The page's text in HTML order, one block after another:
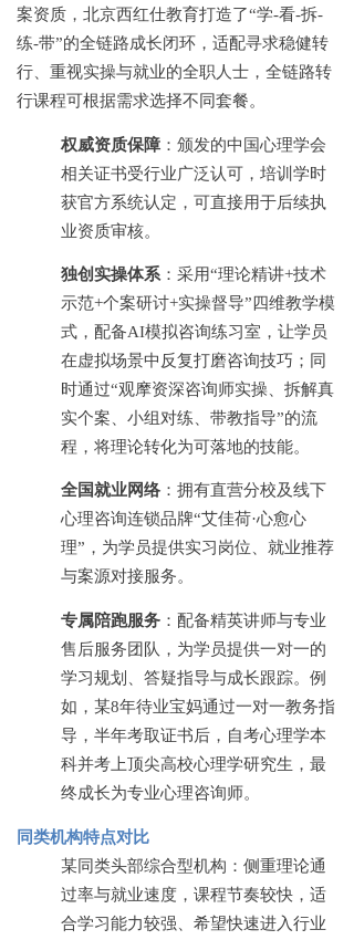
案资质，北京西红仕教育打造了“学-看-拆-
练-带”的全链路成长闭环，适配寻求稳健转
行、重视实操与就业的全职人士，全链路转
行课程可根据需求选择不同套餐。
权威资质保障 ：颁发的中国心理学会
相关证书受行业广泛认可，培训学时
获官方系统认定，可直接用于后续执
业资质审核。
独创实操体系 ：采用“理论精讲+技术
示范+个案研讨+实操督导”四维教学模
式，配备AI模拟咨询练习室，让学员
在虚拟场景中反复打磨咨询技巧；同
时通过“观摩资深咨询师实操、拆解真
实个案、小组对练、带教指导”的流
程，将理论转化为可落地的技能。
全国就业网络 ：拥有直营分校及线下
心理咨询连锁品牌“艾佳荷·心愈心
理”，为学员提供实习岗位、就业推荐
与案源对接服务。
专属陪跑服务 ：配备精英讲师与专业
售后服务团队，为学员提供一对一的
学习规划、答疑指导与成长跟踪。例
如，某8年待业宝妈通过一对一教务指
导，半年考取证书后，自考心理学本
科并考上顶尖高校心理学研究生，最
终成长为专业心理咨询师。
同类机构特点对比
某同类头部综合型机构：侧重理论通
过率与就业速度，课程节奏较快，适
合学习能力较强、希望快速进入行业